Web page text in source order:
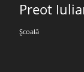
Preot
Școală